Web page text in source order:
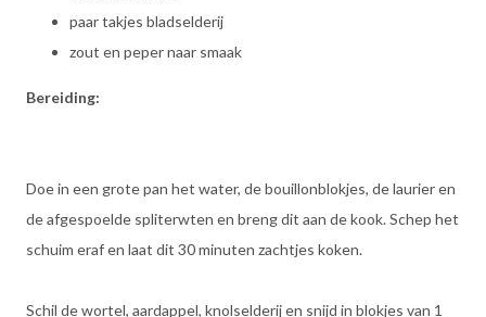
paar takjes bladselderij
zout en peper naar smaak
Bereiding:
Doe in een grote pan het water, de bouillonblokjes, de laurier en
de afgespoelde spliterwten en breng dit aan de kook. Schep het
schuim eraf en laat dit 30 minuten zachtjes koken.
Schil de wortel, aardappel, knolselderij en snijd in blokjes van 1